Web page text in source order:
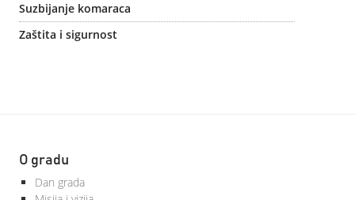
Suzbijanje komaraca
Zaštita i sigurnost
O gradu
Dan grada